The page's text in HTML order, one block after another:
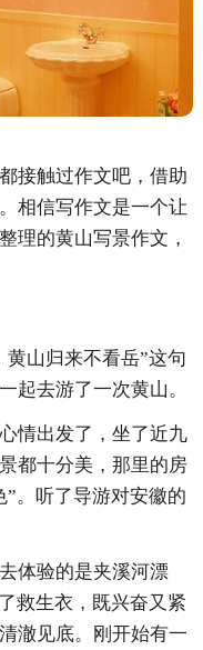
接触过作文吧，借助
相信写作文是一个让
理的黄山写景作文，
山归来不看岳”这句
起去游了一次黄山。
情出发了，坐了近九
都十分美，那里的房
。听了导游对安徽的
体验的是夹溪河漂
救生衣，既兴奋又紧
澈见底。刚开始有一